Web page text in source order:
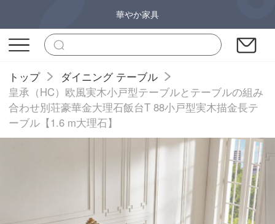
華やか家具
トップ
ダイニング テーブル
皇承（HC）欧風実木小戸型テーブルとテーブルの組み
合わせ別荘豪華金大理石飯台T 88小戸型実木描金長テ
ーブル【1.6 m大理石】